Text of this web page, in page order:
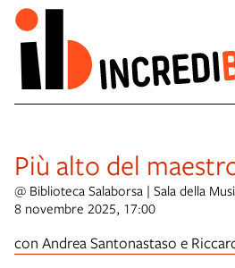
Più alto del
@ Biblioteca Salaborsa | Sala della
8 novembre 2025, 17:00
con Andrea Santonastaso e